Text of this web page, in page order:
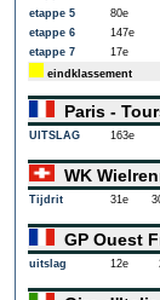
etappe 5
80e
etappe 6
147e
etappe 7
17e
eindklassement
Paris -
UITSLAG 163e
WK
Tijdrit 31e
GP Ouest
uitslag 12e